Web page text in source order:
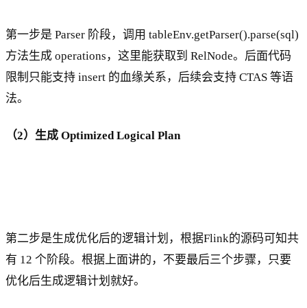
第一步是 Parser 阶段，调用 tableEnv.getParser().parse(sql)
方法生成 operations，这里能获取到 RelNode。后面代码
限制只能支持 insert 的血缘关系，后续会支持 CTAS 等语
法。
（2）生成 Optimized Logical Plan
第二步是生成优化后的逻辑计划，根据Flink的源码可知共
有 12 个阶段。根据上面讲的，不要最后三个步骤，只要
优化后生成逻辑计划就好。